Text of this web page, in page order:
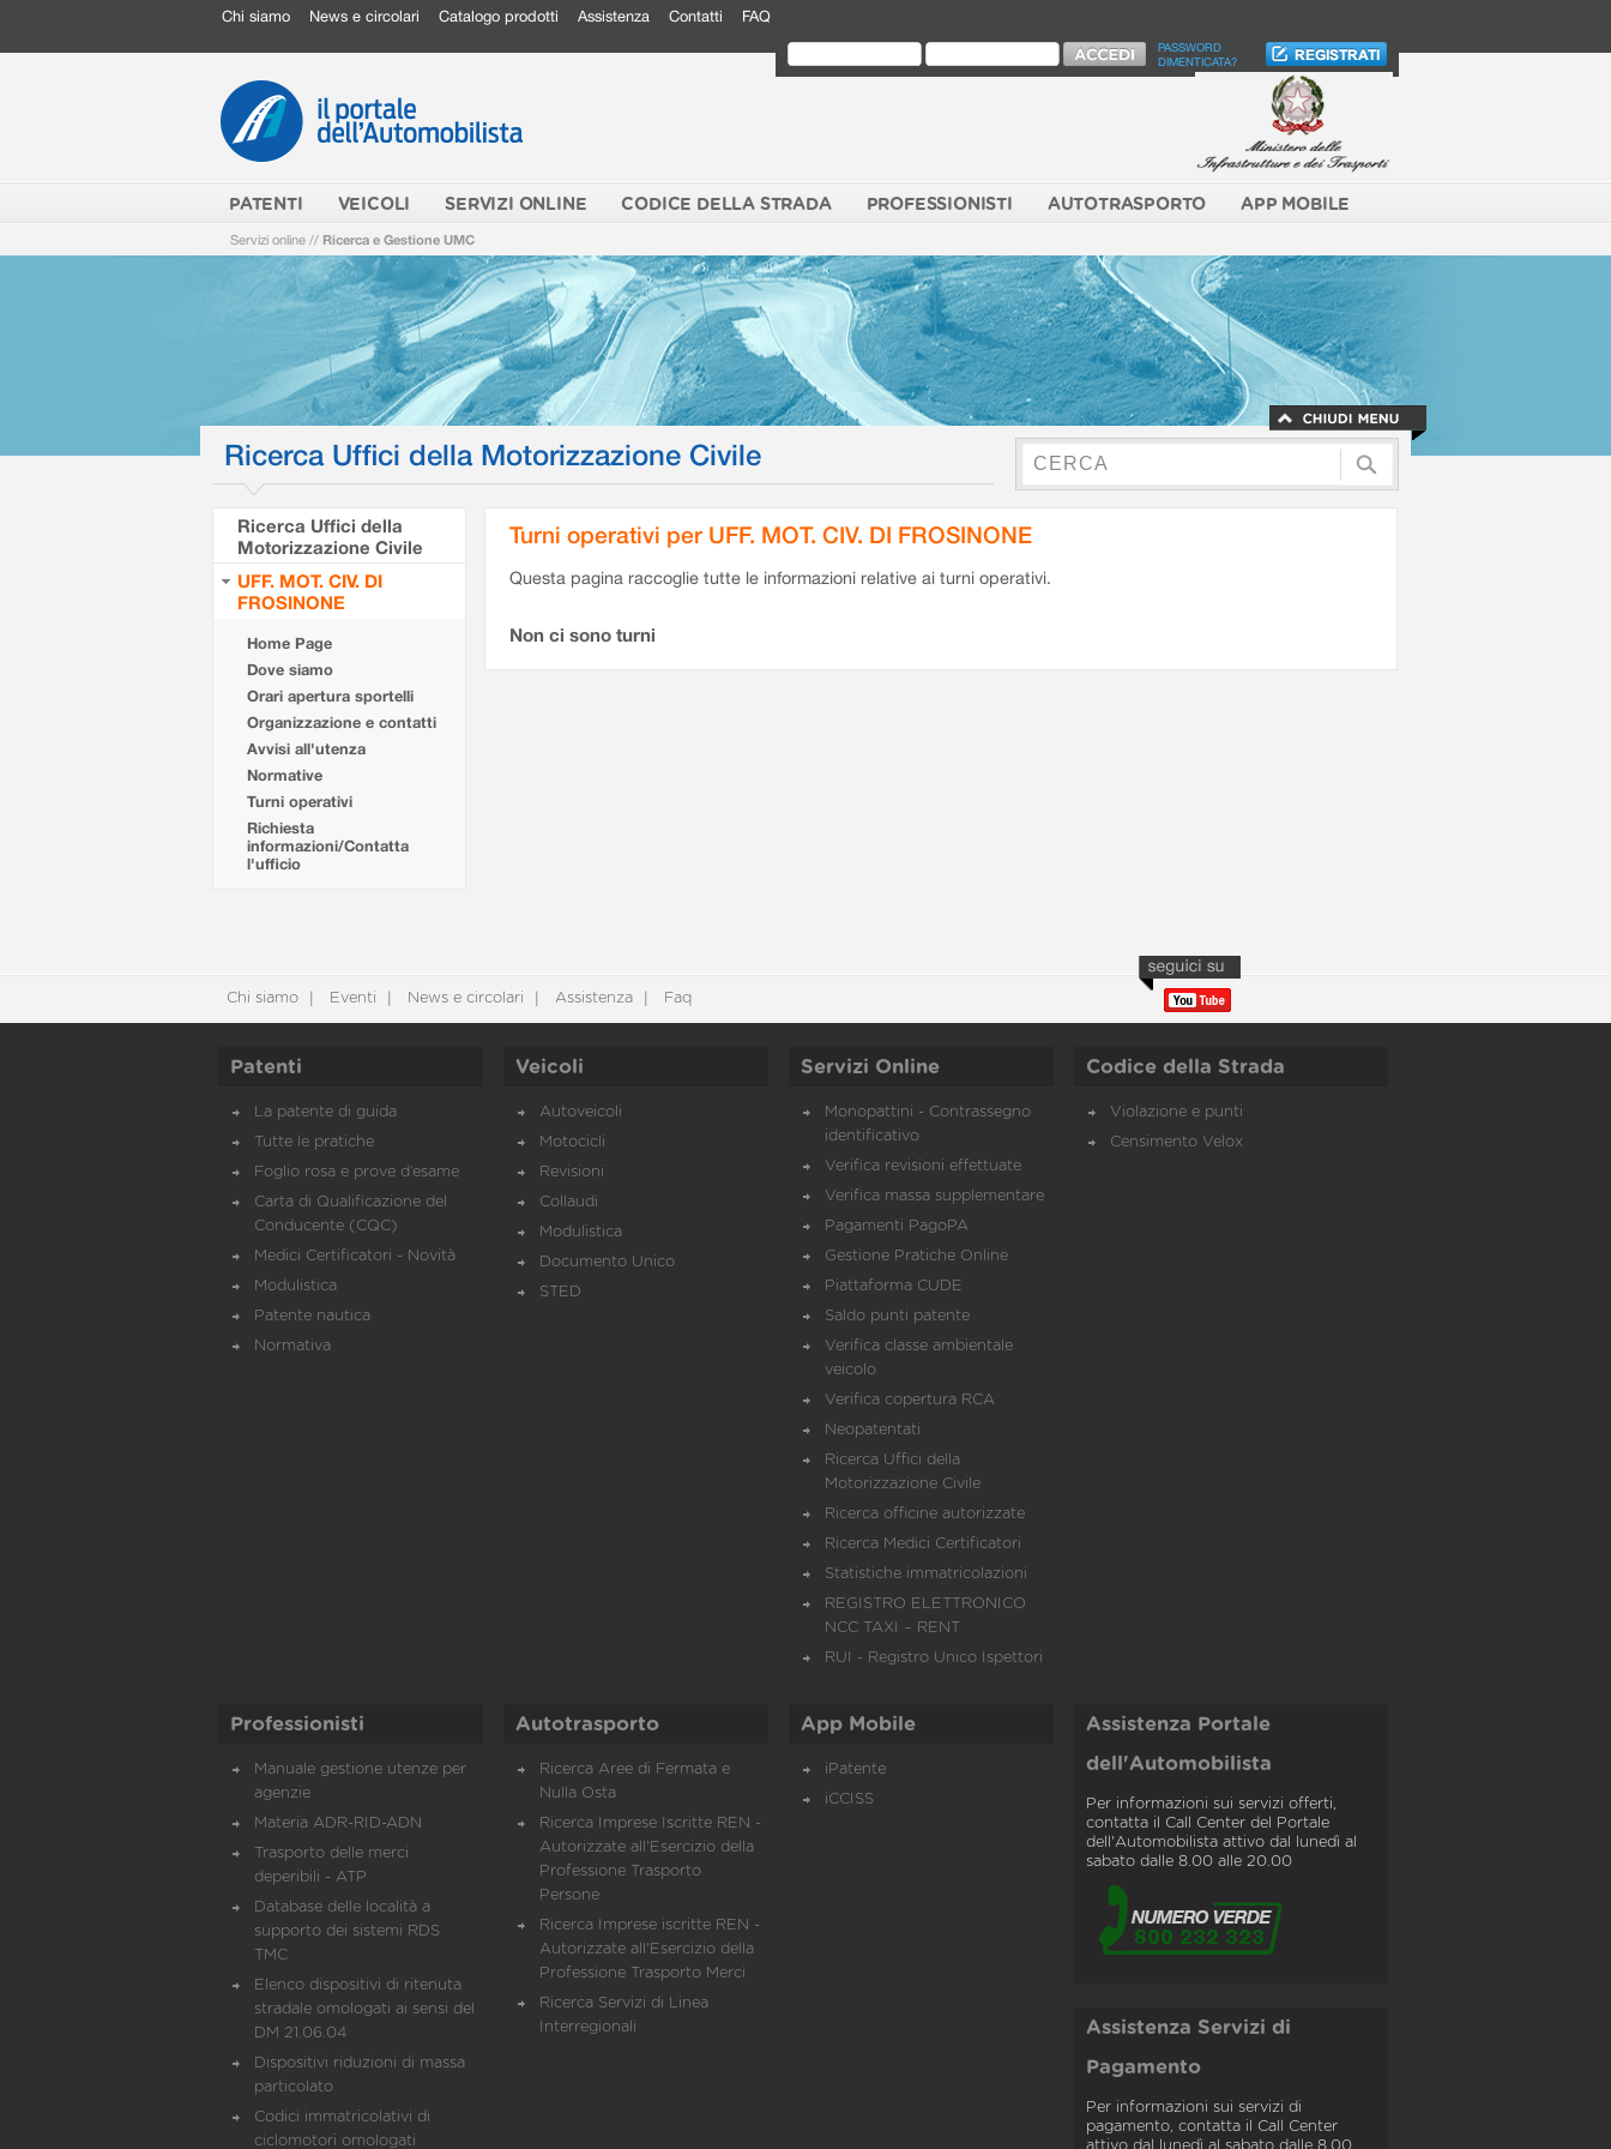
Chi siamo News e circolari Catalogo prodotti Assistenza Contatti FAQ
PASSWORD
DIMENTICATA?
PATENTI VEICOLI SERVIZI ONLINE CODICE DELLA STRADA PROFESSIONISTI AUTOTRASPORTO APP MOBILE
Servizi online // Ricerca e Gestione UMC
Ricerca Uffici della Motorizzazione Civile
Ricerca Uffici della
Motorizzazione Civile
UFF. MOT. CIV. DI
FROSINONE
Home Page
Dove siamo
Orari apertura sportelli
Organizzazione e contatti
Avvisi all'utenza
Normative
Turni operativi
Richiesta
informazioni/Contatta
l'ufficio
Turni operativi per UFF. MOT. CIV. DI FROSINONE
Questa pagina raccoglie tutte le informazioni relative ai turni operativi.
Non ci sono turni
Chi siamo Eventi News e circolari Assistenza Faq
Patenti
La patente di guida
Tutte le pratiche
Foglio rosa e prove d’esame
Carta di Qualificazione del
Conducente (CQC)
Medici Certificatori - Novità
Modulistica
Patente nautica
Normativa
Veicoli
Autoveicoli
Motocicli
Revisioni
Collaudi
Modulistica
Documento Unico
STED
Servizi Online
Monopattini - Contrassegno
identificativo
Verifica revisioni effettuate
Verifica massa supplementare
Pagamenti PagoPA
Gestione Pratiche Online
Piattaforma CUDE
Saldo punti patente
Verifica classe ambientale
veicolo
Verifica copertura RCA
Neopatentati
Ricerca Uffici della
Motorizzazione Civile
Ricerca officine autorizzate
Ricerca Medici Certificatori
Statistiche immatricolazioni
REGISTRO ELETTRONICO
NCC TAXI – RENT
RUI - Registro Unico Ispettori
Codice della Strada
Violazione e punti
Censimento Velox
Professionisti
Manuale gestione utenze per
agenzie
Materia ADR-RID-ADN
Trasporto delle merci
deperibili - ATP
Database delle località a
supporto dei sistemi RDS
TMC
Elenco dispositivi di ritenuta
stradale omologati ai sensi del
DM 21.06.04
Dispositivi riduzioni di massa
particolato
Codici immatricolativi di
ciclomotori omologati
Autotrasporto
Ricerca Aree di Fermata e
Nulla Osta
Ricerca Imprese Iscritte REN -
Autorizzate all'Esercizio della
Professione Trasporto
Persone
Ricerca Imprese iscritte REN -
Autorizzate all'Esercizio della
Professione Trasporto Merci
Ricerca Servizi di Linea
Interregionali
App Mobile
iPatente
iCCISS
Assistenza Portale
dell'Automobilista
Per informazioni sui servizi offerti,
contatta il Call Center del Portale
dell'Automobilista attivo dal lunedì al
sabato dalle 8.00 alle 20.00
Assistenza Servizi di
Pagamento
Per informazioni sui servizi di
pagamento, contatta il Call Center